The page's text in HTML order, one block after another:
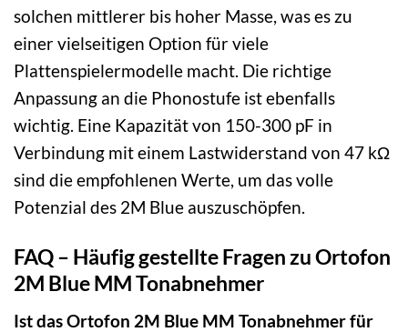
solchen mittlerer bis hoher Masse, was es zu
einer vielseitigen Option für viele
Plattenspielermodelle macht. Die richtige
Anpassung an die Phonostufe ist ebenfalls
wichtig. Eine Kapazität von 150-300 pF in
Verbindung mit einem Lastwiderstand von 47 kΩ
sind die empfohlenen Werte, um das volle
Potenzial des 2M Blue auszuschöpfen.
FAQ – Häufig gestellte Fragen zu Ortofon
2M Blue MM Tonabnehmer
Ist das Ortofon 2M Blue MM Tonabnehmer für